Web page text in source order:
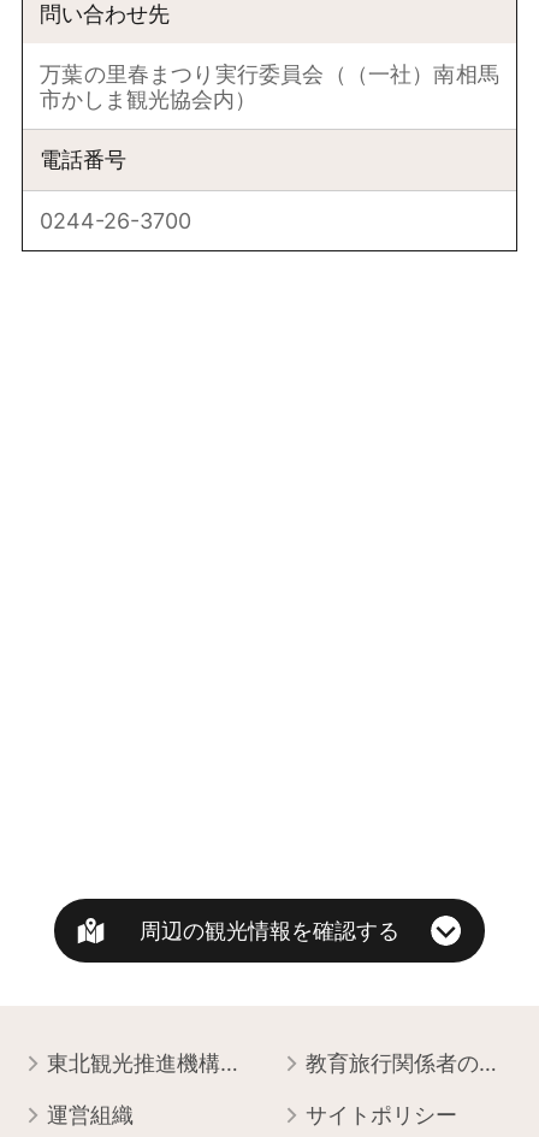
問い合わせ先
万葉の里春まつり実行委員会（（一社）南相馬
市かしま観光協会内）
電話番号
0244-26-3700
周辺の観光情報を確認する
東北観光推進機構について 教育旅行関係者の皆様へ
運営組織 サイトポリシー